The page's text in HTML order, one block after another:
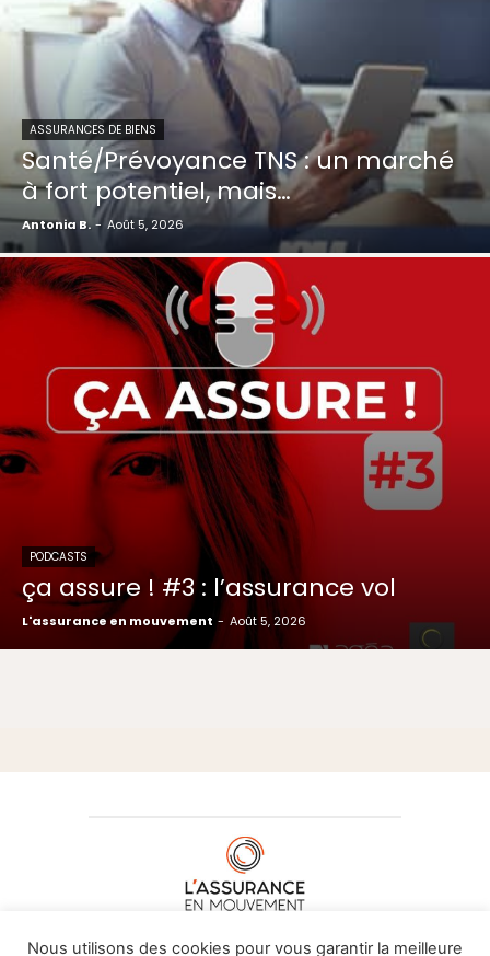
ASSURANCES DE BIENS
Santé/Prévoyance TNS : un marché
à fort potentiel, mais…
Antonia B. - Août 5, 2026
PODCASTS
ça assure ! #3 : l’assurance vol
L'assurance en mouvement - Août 5, 2026
À PROPOS DE NOUS•CONTACT
Nous utilisons des cookies pour vous garantir la meilleure